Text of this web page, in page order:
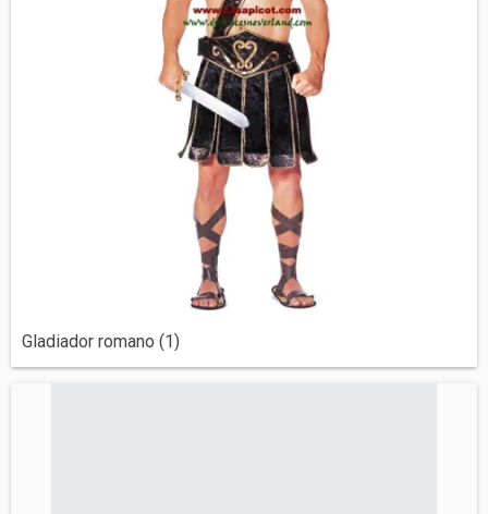
Gladiador romano (1)